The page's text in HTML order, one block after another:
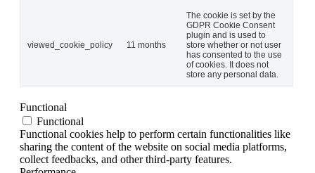
viewed_cookie_policy 11 months
The cookie is set by the
GDPR Cookie Consent
plugin and is used to
store whether or not user
has consented to the use
of cookies. It does not
store any personal data.
Functional
Functional
Functional cookies help to perform certain functionalities like
sharing the content of the website on social media platforms,
collect feedbacks, and other third-party features.